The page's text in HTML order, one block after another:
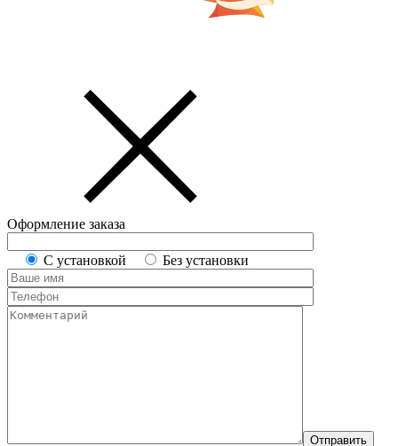
Оформление заказа
С установкой Без установки